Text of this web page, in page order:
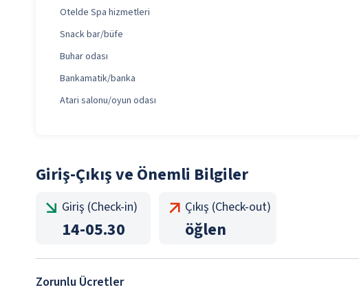
Otelde Spa hizmetleri
Snack bar/büfe
Buhar odası
Bankamatik/banka
Atari salonu/oyun odası
Giriş-Çıkış ve Önemli Bilgiler
Giriş (Check-in)
14-05.30
Çıkış (Check-out)
öğlen
Zorunlu Ücretler